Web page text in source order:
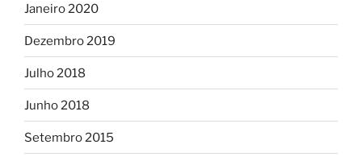
Janeiro 2020
Dezembro 2019
Julho 2018
Junho 2018
Setembro 2015